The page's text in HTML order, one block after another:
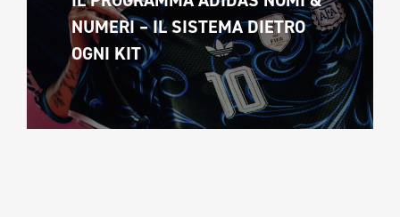
NUMERI – IL SISTEMA DIETRO
OGNI KIT